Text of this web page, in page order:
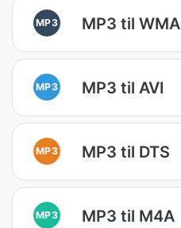
MP3 MP3 til WMA
MP3 MP3 til AVI
MP3 MP3 til DTS
MP3 MP3 til M4A